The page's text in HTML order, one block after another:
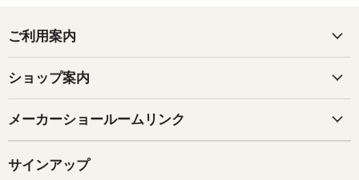
ご利用案内
ショップ案内
メーカーショールームリンク
サインアップ